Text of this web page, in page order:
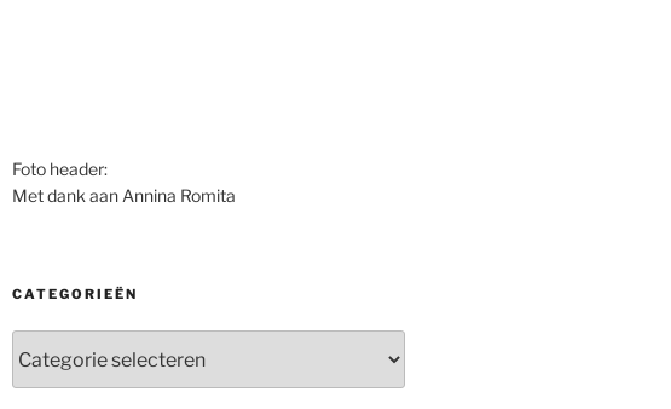
Foto header:
Met dank aan Annina Romita
CATEGORIEËN